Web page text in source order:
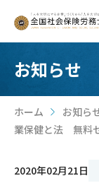
お知らせ
ホーム >
お知ら
業保健と法 無料
2020年02月21日